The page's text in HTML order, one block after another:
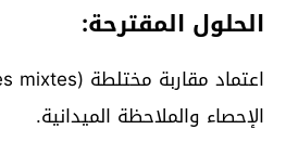
الحلول المقترحة:
الإحصاء والملاحظة الميدانية.